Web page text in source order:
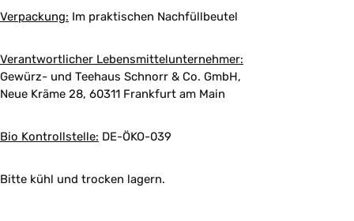
Verpackung: Im praktischen Nachfüllbeutel
Verantwortlicher Lebensmittelunternehmer:
Gewürz- und Teehaus Schnorr & Co. GmbH,
Neue Kräme 28, 60311 Frankfurt am Main
Bio Kontrollstelle: DE-ÖKO-039
Bitte kühl und trocken lagern.